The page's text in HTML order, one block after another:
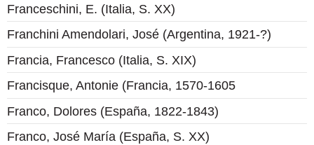
Franceschini, E. (Italia, S. XX)
Franchini Amendolari, José (Argentina, 1921-?)
Francia, Francesco (Italia, S. XIX)
Francisque, Antonie (Francia, 1570-1605
Franco, Dolores (España, 1822-1843)
Franco, José María (España, S. XX)